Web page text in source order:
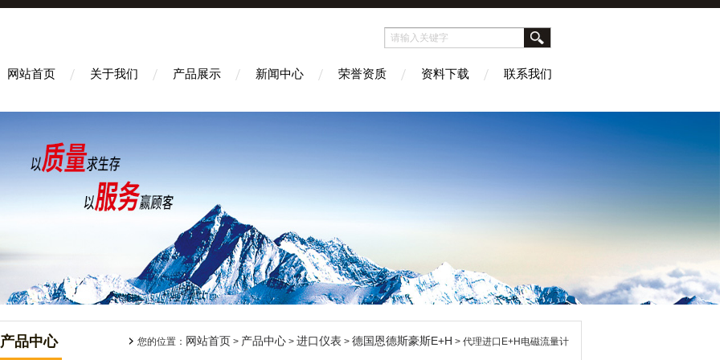
网站首页 关于我们 产品展示 新闻中心 荣誉资质 资料下载 联系我们
产品中心 您的位置： 网站首页 > 产品中心 > 进口仪表 > 德国恩德斯豪斯E+H > 代理进口E+H电磁流量计